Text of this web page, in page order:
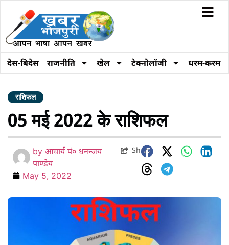
देस-बिदेस राजनीति खेल टेक्नोलॉजी धरम-करम
राशिफल
05 मई 2022 के राशिफल
by आचार्य पं० धनन्जय
पाण्डेय
May 5, 2022
Share